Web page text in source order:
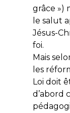
grâce »)
le salut
Jésus-
foi.
Mais
les
Loi doit
d’abord